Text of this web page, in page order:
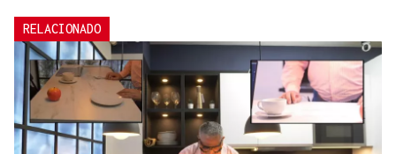
RELACIONADO